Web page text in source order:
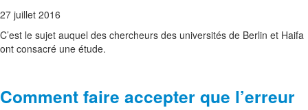
27 juillet 2016
C’est le sujet auquel des chercheurs des universités de Berlin et Haifa
ont consacré une étude.
Comment faire accepter que l’erreur